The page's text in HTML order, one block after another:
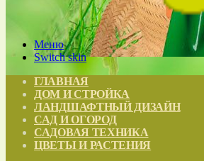
Меню
Switch skin
ГЛАВНАЯ
ДОМ И СТРОЙКА
ЛАНДШАФТНЫЙ ДИЗАЙН
САД И ОГОРОД
САДОВАЯ ТЕХНИКА
ЦВЕТЫ И РАСТЕНИЯ